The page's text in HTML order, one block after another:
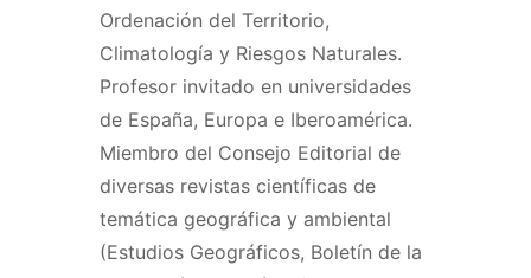
Ordenación del Territorio,
Climatología y Riesgos Naturales.
Profesor invitado en universidades
de España, Europa e Iberoamérica.
Miembro del Consejo Editorial de
diversas revistas científicas de
temática geográfica y ambiental
(Estudios Geográficos, Boletín de la